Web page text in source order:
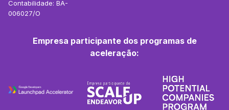
Contabilidade: BA-
006027/O
Empresa participante dos programas de
aceleração: